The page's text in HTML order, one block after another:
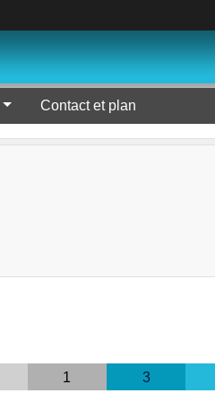
Contact et plan
1 3